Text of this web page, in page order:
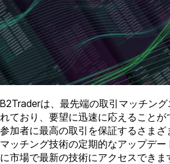
B2Traderは、最先端の取引マッチン
れており、要望に迅速に応えること
参加者に最高の取引を保証するさまざ
マッチング技術の定期的なアップデ
に市場で最新の技術にアクセスできま